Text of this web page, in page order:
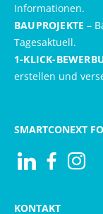
Informationen.
BAUPROJEKTE –
Tagesaktuell.
1-KLICK-
erstellen und
SMARTCONEXT
KONTAKT